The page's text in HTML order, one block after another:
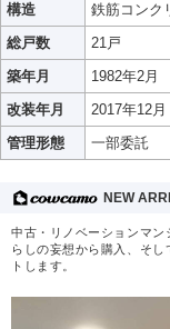
構造
鉄筋コンク
総戸数
21戸
築年月
1982年2月
改装年月
2017年12月
管理形態
一部委託
NEW
中古・リノベーションマ
らしの妄想から購入、そ
トします。